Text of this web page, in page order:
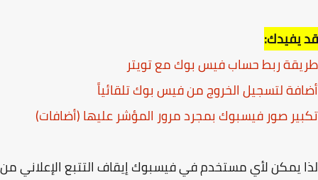
ربط حساب فيس بوك مع تويتر
لتسجيل الخروج من فيس بوك تلقائياً
صور فيسبوك بمجرد مرور المؤشر عليها (أضافات)
يمكن لأي مستخدم في فيسبوك إيقاف التتبع الإعلاني من